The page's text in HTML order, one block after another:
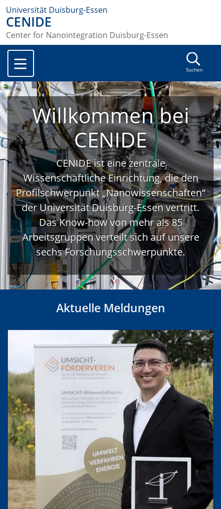
Universität Duisburg-Essen
CENIDE
Center for Nanointegration Duisburg-Essen
Suchen
Willkommen bei
CENIDE
CENIDE ist eine zentrale
Wissenschaftliche Einrichtung, die den
Profilschwerpunkt „Nanowissenschaften“
der Universität Duisburg-Essen vertritt.
Das Know-how von mehr als 85
Arbeitsgruppen verteilt sich auf unsere
sechs Forschungsschwerpunkte.
Aktuelle Meldungen